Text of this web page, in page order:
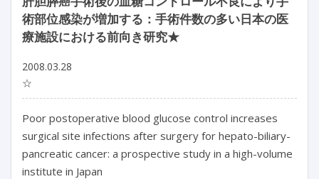
術部位感染が増加する：手術件数の多い日本の医
療施設における前向き研究★
2008.03.28
☆
Poor postoperative blood glucose control increases
surgical site infections after surgery for hepato-biliary-
pancreatic cancer: a prospective study in a high-volume
institute in Japan